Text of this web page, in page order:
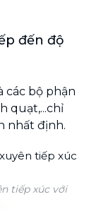
đến độ
các bộ phận
quạt,...chỉ
nhất định.
tiếp xúc với